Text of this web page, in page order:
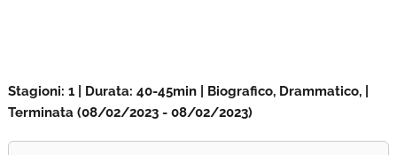
Stagioni: 1 | Durata: 40-45min | Biografico, Drammatico, |
Terminata (08/02/2023 - 08/02/2023)